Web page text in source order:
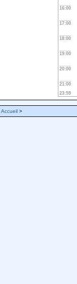
16:00
17:00
18:00
19:00
20:00
21:00
23:59
Accueil >